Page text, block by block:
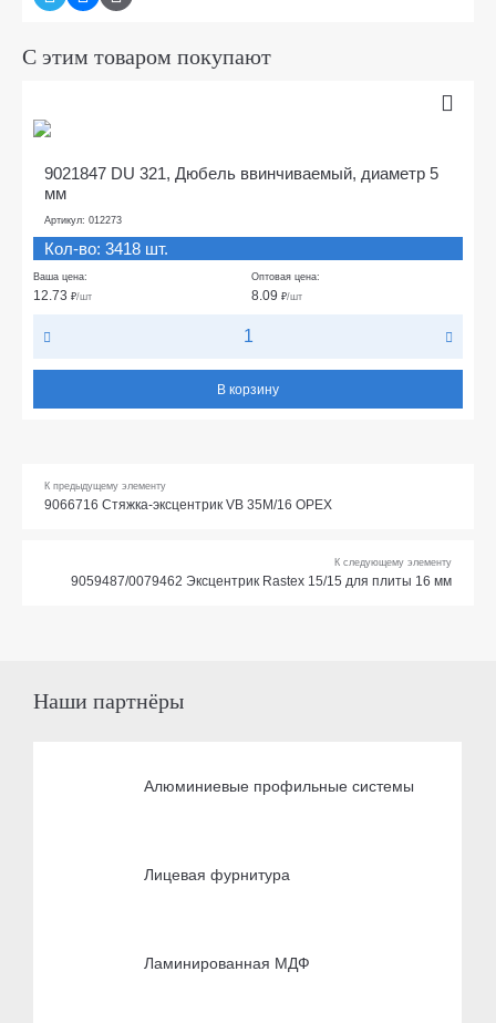
С этим товаром покупают
9021847 DU 321, Дюбель ввинчиваемый, диаметр 5
мм
Артикул: 012273
Кол-во: 3418 шт.
Ваша цена:
12.73 ₽/шт
Оптовая цена:
8.09 ₽/шт
В корзину
К предыдущему элементу
9066716 Стяжка-эксцентрик VB 35M/16 ОРЕХ
К следующему элементу
9059487/0079462 Эксцентрик Rastex 15/15 для плиты 16 мм
Наши партнёры
Алюминиевые профильные системы
Лицевая фурнитура
Ламинированная МДФ